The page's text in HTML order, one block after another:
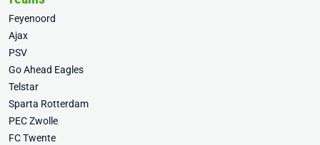
Feyenoord
Ajax
PSV
Go Ahead Eagles
Telstar
Sparta Rotterdam
PEC Zwolle
FC Twente